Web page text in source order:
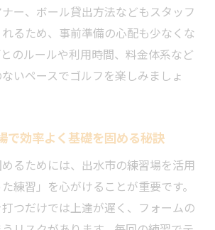
上に直結する練習サイクルの作り
習場で差がつく実践的スコアアッ
自然と調和したゴルフ練習場活用
ゴルフ練習場で得られる充実の時
ー、ボール貸出方法などもスタッフ
るため、事前準備の心配も少なくな
のルールや利用時間、料金体系など
いペースでゴルフを楽しみましょ
で効率よく基礎を固める秘訣
るためには、出水市の練習場を活用
練習」を心がけることが重要です。
つだけでは上達が遅く、フォームの